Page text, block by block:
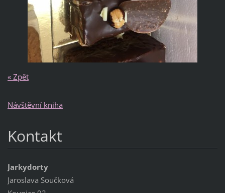
« Zpět
Návštěvní kniha
Kontakt
Jarkydorty
Jaroslava Součková